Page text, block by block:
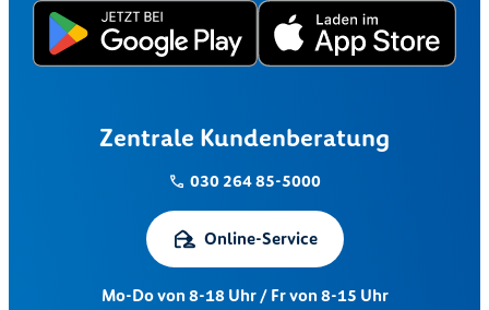
Zentrale Kundenberatung
030 264 85-5000
Online-Service
Mo-Do von 8-18 Uhr / Fr von 8-15 Uhr